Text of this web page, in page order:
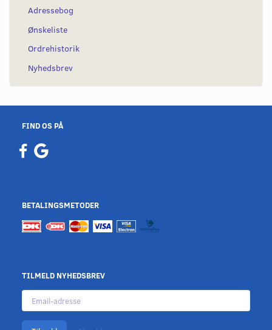
Adressebog
Ønskeliste
Ordrehistorik
Nyhedsbrev
FIND OS PÅ
BETALINGSMETODER
TILMELD NYHEDSBREV
Email-
adresse